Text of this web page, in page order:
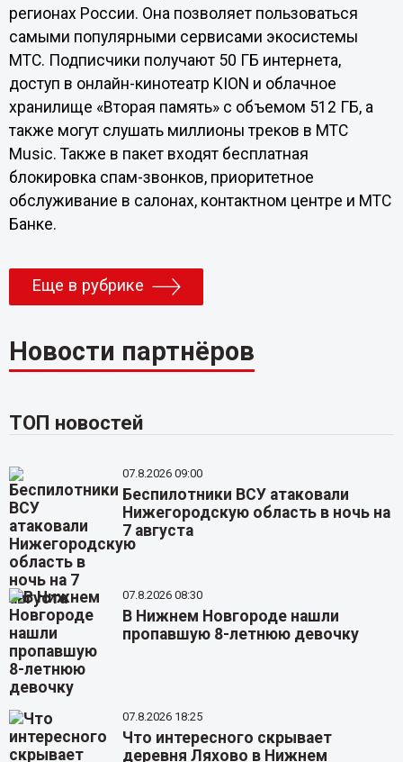
регионах России. Она позволяет пользоваться
самыми популярными сервисами экосистемы
МТС. Подписчики получают 50 ГБ интернета,
доступ в онлайн-кинотеатр KION и облачное
хранилище «Вторая память» с объемом 512 ГБ, а
также могут слушать миллионы треков в МТС
Music. Также в пакет входят бесплатная
блокировка спам-звонков, приоритетное
обслуживание в салонах, контактном центре и МТС
Банке.
Еще в рубрике
Новости партнёров
ТОП новостей
07.8.2026 09:00
Беспилотники ВСУ атаковали
Нижегородскую область в ночь на
7 августа
07.8.2026 08:30
В Нижнем Новгороде нашли
пропавшую 8-летнюю девочку
07.8.2026 18:25
Что интересного скрывает
деревня Ляхово в Нижнем